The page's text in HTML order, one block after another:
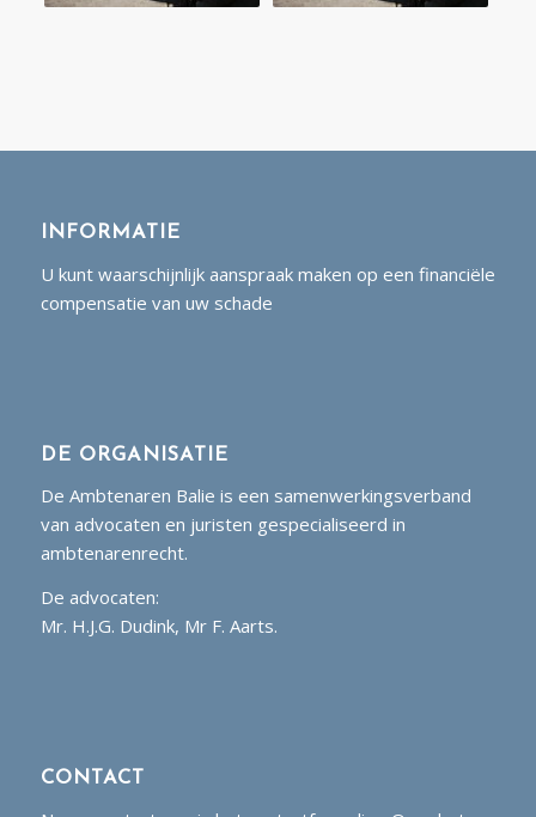
INFORMATIE
U kunt waarschijnlijk aanspraak maken op een financiële
compensatie van uw schade
DE ORGANISATIE
De Ambtenaren Balie is een samenwerkingsverband
van advocaten en juristen gespecialiseerd in
ambtenarenrecht.
De advocaten:
Mr. H.J.G. Dudink, Mr F. Aarts.
CONTACT